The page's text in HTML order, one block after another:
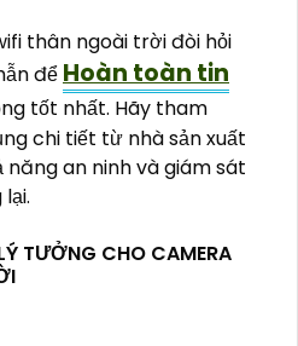
thân ngoài trời đòi hỏi
để Hoàn toàn tin
tốt nhất. Hãy tham
chi tiết từ nhà sản xuất
an ninh và giám sát
TƯỞNG CHO CAMERA